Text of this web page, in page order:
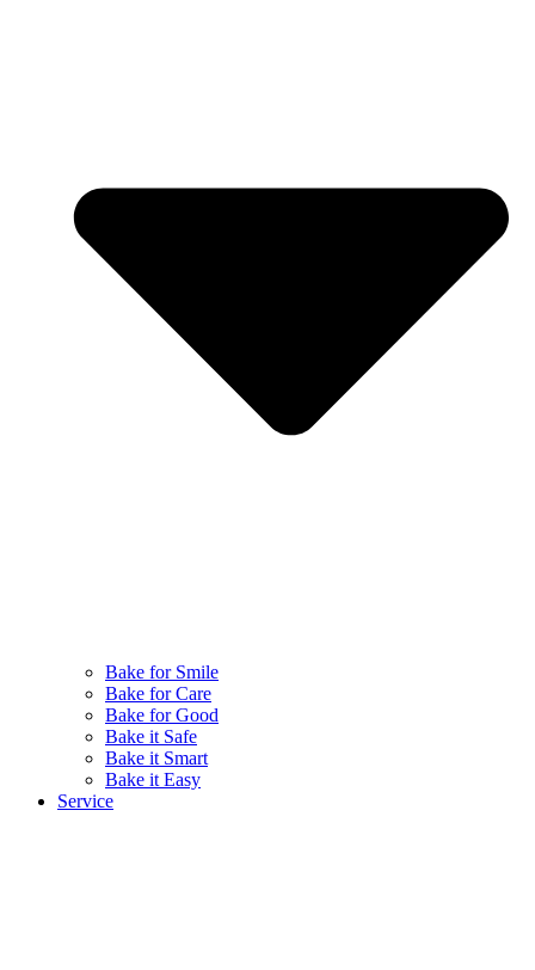
Bake for Smile
Bake for Care
Bake for Good
Bake it Safe
Bake it Smart
Bake it Easy
Service